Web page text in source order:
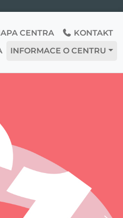
CENTRA
KONTAKT
INFORMACE O CENTRU